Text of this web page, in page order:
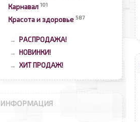
Карнавал 101
Красота и здоровье 587
→ РАСПРОДАЖА!
→ НОВИНКИ!
→ ХИТ ПРОДАЖ!
ИНФОРМАЦИЯ